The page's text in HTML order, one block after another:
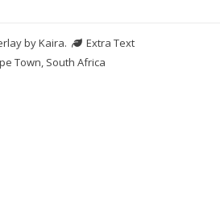
byKaira.
Extra Text
Town, South Africa